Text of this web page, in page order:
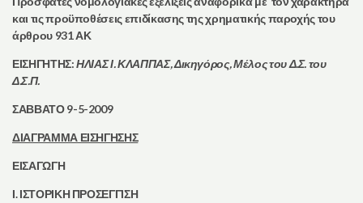
και τις προϋποθέσεις επιδίκασης της χρηματικής παροχής του
άρθρου 931 ΑΚ
ΕΙΣΗΓΗΤΗΣ:ΗΛΙΑΣ Ι. ΚΛΑΠΠΑΣ,Δικηγόρος, Μέλος του Δ.Σ. του
Δ.Σ.Π.
ΣΑΒΒΑΤΟ 9-5-2009
ΔΙΑΓΡΑΜΜΑ ΕΙΣΗΓΗΣΗΣ
ΕΙΣΑΓΩΓΗ
Ι. ΙΣΤΟΡΙΚΗ ΠΡΟΣΕΓΓΙΣΗ